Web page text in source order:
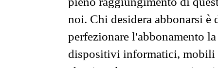
noi. Chi desidera abbonarsi
perfezionare l'abbonamento
dispositivi informatici, mobili